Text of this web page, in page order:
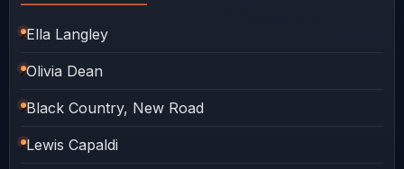
Ella Langley
Olivia Dean
Black Country, New Road
Lewis Capaldi